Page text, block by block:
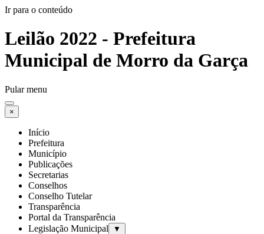
Ir para o conteúdo
Leilão 2022 - Prefeitura
Municipal de Morro da Garça
Pular menu
×
Início
Prefeitura
Município
Publicações
Secretarias
Conselhos
Conselho Tutelar
Transparência
Portal da Transparência
Legislação Municipal
▼